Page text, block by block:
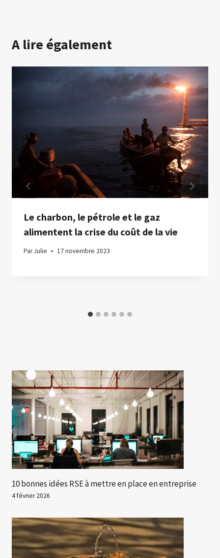
A lire également
Le charbon, le pétrole et le gaz
alimentent la crise du coût de la vie
ParJulie 17 novembre 2023
10 bonnes idées RSE à mettre en place en entreprise
4 février 2026